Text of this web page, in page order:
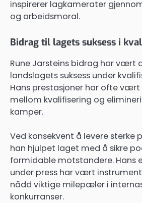
inspirerer lagkamerater
og arbeidsmoral.
Bidrag til lagets suksess i
Rune Jarsteins bidrag har vært
landslagets suksess under
Hans prestasjoner har ofte vært
mellom kvalifisering og
kamper.
Ved konsekvent å levere sterke
han hjulpet laget med å sikre
formidable motstandere. Hans
under press har vært
nådd viktige milepæler i
konkurranser.